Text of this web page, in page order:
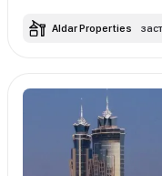
Aldar Properties